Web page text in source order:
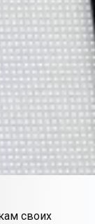
своих